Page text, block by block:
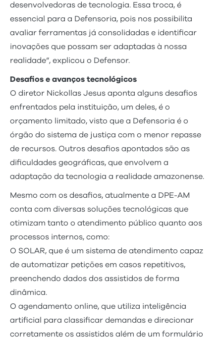
desenvolvedoras de tecnologia. Essa troca, é
essencial para a Defensoria, pois nos possibilita
avaliar ferramentas já consolidadas e identificar
inovações que possam ser adaptadas à nossa
realidade”, explicou o Defensor.
Desafios e avanços tecnológicos
O diretor Nickollas Jesus aponta alguns desafios
enfrentados pela instituição, um deles, é o
orçamento limitado, visto que a Defensoria é o
órgão do sistema de justiça com o menor repasse
de recursos. Outros desafios apontados são as
dificuldades geográficas, que envolvem a
adaptação da tecnologia a realidade amazonense.
Mesmo com os desafios, atualmente a DPE-AM
conta com diversas soluções tecnológicas que
otimizam tanto o atendimento público quanto aos
processos internos, como:
O SOLAR, que é um sistema de atendimento capaz
de automatizar petições em casos repetitivos,
preenchendo dados dos assistidos de forma
dinâmica.
O agendamento online, que utiliza inteligência
artificial para classificar demandas e direcionar
corretamente os assistidos além de um formulário